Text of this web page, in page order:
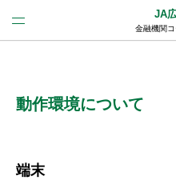
JA
金融機関
(法人JAネ
動作環境について
端末